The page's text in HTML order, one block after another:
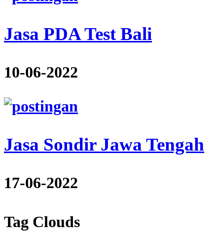
Jasa PDA Test Bali
10-06-2022
Jasa Sondir Jawa Tengah
17-06-2022
Tag Clouds